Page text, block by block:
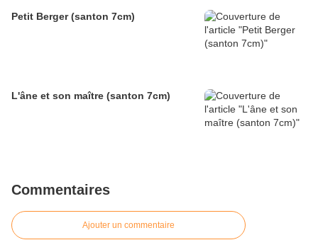
Petit Berger (santon 7cm)
L'âne et son maître (santon 7cm)
Commentaires
Ajouter un commentaire